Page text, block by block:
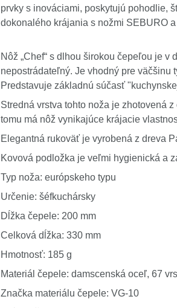
prvky s inováciami, poskytujú pohodlie,
dokonalého krájania s nožmi SEBURO
Nôž „Chef“ s dlhou širokou čepeľou je
nepostrádateľný. Je vhodný pre väčšinu
Predstavuje základnú súčasť
Stredná vrstva tohto noža je zhotovená
tomu má nôž vynikajúce krájacie
Elegantná rukoväť je vyrobená z dreva
Kovová podložka je veľmi hygienická a
Typ noža: európskeho typu
Určenie: šéfkuchársky
Dĺžka čepele: 200 mm
Celková dĺžka: 330 mm
Hmotnosť: 185 g
Materiál čepele: damscenská oceľ, 67
Značka materiálu čepele: VG-10